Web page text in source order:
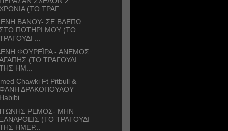
ΧΡΟΝΙΑ (ΤΟ ΤΡΑΓ...
ΒΑΝΟΥ- ΣΕ ΒΛΕΠΩ
ΣΤΟ ΠΟΤΗΡΙ ΜΟΥ (ΤΟ
...
ΦΟΥΡΕΪΡΑ - ΑΝΕΜΟΣ
(ΤΟ ΤΡΑΓΟΥΔΙ
ΗΜ...
Chawki Ft Pitbull &
ΦΑΝΗ ΔΡΑΚΟΠΟΥΛΟΥ
Habibi ...
ΡΕΜΟΣ- ΜΗΝ
ΞΑΝΑΡΘΕΙΣ (ΤΟ ΤΡΑΓΟΥΔΙ
ΗΜΕΡ...